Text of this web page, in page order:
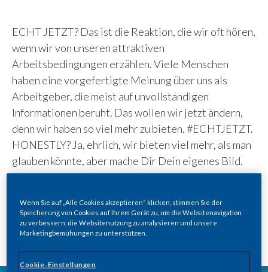
ECHT JETZT? Das ist die Reaktion, die wir oft hören,
wenn wir von unseren attraktiven
Arbeitsbedingungen erzählen. Viele Menschen
haben eine vorgefertigte Meinung über uns als
Arbeitgeber, die meist auf unvollständigen
Informationen beruht. Das wollen wir jetzt ändern,
denn wir haben so viel mehr zu bieten. #ECHTJETZT.​
HONESTLY? Ja, ehrlich, wir bieten viel mehr, als man
glauben könnte, aber mache Dir Dein eigenes Bild.
Entdecke was Philip Morris Deutschland als
Mitarbeitenden beantworten Deine Fragen. Offen
und ehrlich, um Dir einen Einblick in die Arbeit bei uns
Wenn Sie auf „Alle Cookies akzeptieren“ klicken, stimmen Sie der
Speicherung von Cookies auf Ihrem Gerät zu, um die Websitenavigation
zu verbessern, die Websitenutzung zu analysieren und unsere
Marketingbemühungen zu unterstützen.
Cookie-Einstellungen